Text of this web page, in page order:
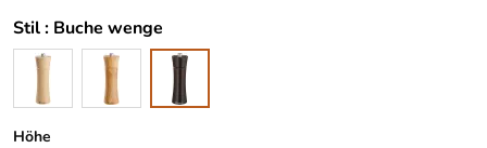
Stil : Buche wenge
Höhe